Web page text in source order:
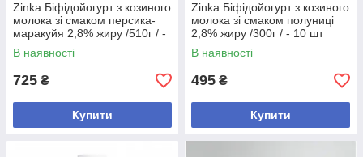
Zinka Біфідойогурт з козиного
молока зі смаком персика-
маракуйя 2,8% жиру /510г / -
10 шт
В наявності
725 ₴
Купити
Zinka Біфідойогурт з козиного
молока зі смаком полуниці
2,8% жиру /300г / - 10 шт
В наявності
495 ₴
Купити